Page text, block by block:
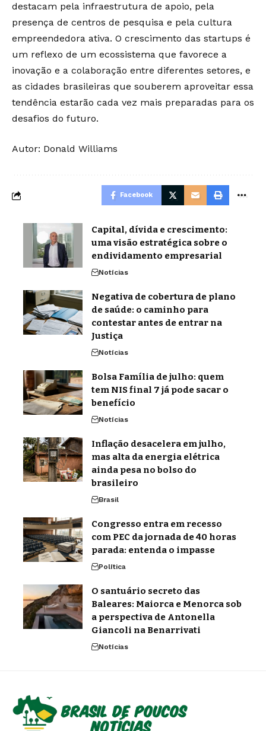
destacam pela infraestrutura de apoio, pela
presença de centros de pesquisa e pela cultura
empreendedora ativa. O crescimento das startups é
um reflexo de um ecossistema que favorece a
inovação e a colaboração entre diferentes setores, e
as cidades brasileiras que souberem aproveitar essa
tendência estarão cada vez mais preparadas para os
desafios do futuro.
Autor: Donald Williams
Facebook
Capital, dívida e crescimento:
uma visão estratégica sobre o
endividamento empresarial
Notícias
Negativa de cobertura de plano
de saúde: o caminho para
contestar antes de entrar na
Justiça
Notícias
Bolsa Família de julho: quem
tem NIS final 7 já pode sacar o
benefício
Notícias
Inflação desacelera em julho,
mas alta da energia elétrica
ainda pesa no bolso do
brasileiro
Brasil
Congresso entra em recesso
com PEC da jornada de 40 horas
parada: entenda o impasse
Política
O santuário secreto das
Baleares: Maiorca e Menorca sob
a perspectiva de Antonella
Giancoli na Benarrivati
Notícias